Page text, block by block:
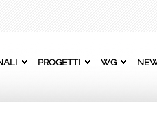
PROGETTI WG